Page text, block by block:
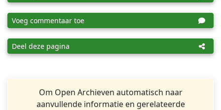
Voeg commentaar toe
Deel deze pagina
Om Open Archieven automatisch naar
aanvullende informatie en gerelateerde